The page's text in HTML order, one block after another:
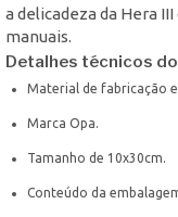
a delicadeza da Hera
manuais.
Detalhes técnicos
Material de fabricação
Marca Opa.
Tamanho de 10x30cm.
Conteúdo da